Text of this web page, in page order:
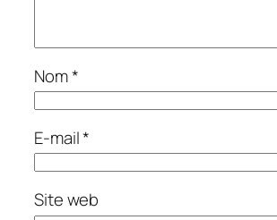
Nom*
E-mail*
Site web